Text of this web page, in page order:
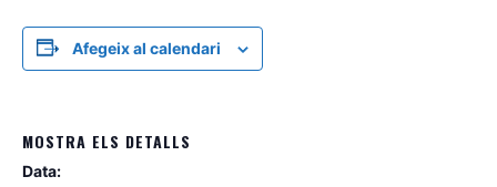
Afegeix al calendari
MOSTRA ELS DETALLS
Data: